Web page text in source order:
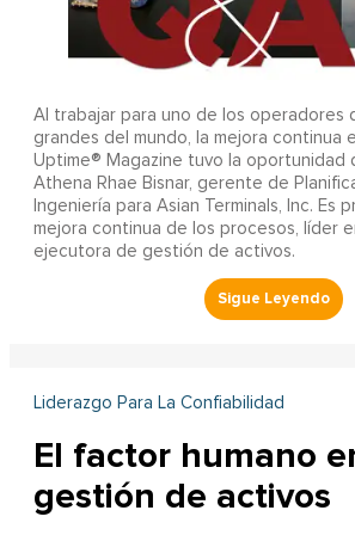
Al trabajar para uno de los operadores
grandes del mundo, la mejora continua
Uptime® Magazine tuvo la oportunidad
Athena Rhae Bisnar, gerente de
Ingeniería para Asian Terminals, Inc. Es
mejora continua de los procesos, líder
ejecutora de gestión de activos.
Liderazgo Para La Confiabilidad
El factor humano
gestión de activos